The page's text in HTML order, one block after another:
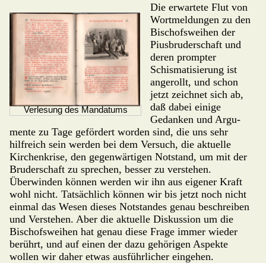
Verlesung des Mandatums
Die erwartete Flut von
Wortmeldungen zu den
Bischofsweihen der
Piusbruder­schaft und
deren prompter
Schismati­sierung ist
angerollt, und schon
jetzt zeichnet sich ab,
daß dabei einige
Gedanken und Argu­
mente zu Tage gefördert worden sind, die uns sehr
hilfreich sein werden bei dem Versuch, die aktuelle
Kirchenkrise, den gegenwärtigen Not­stand, um mit der
Bruderschaft zu sprechen, besser zu verstehen.
Überwinden können werden wir ihn aus eigener Kraft
wohl nicht. Tatsächlich können wir bis jetzt noch nicht
einmal das Wesen dieses Notstandes genau beschreiben
und Verstehen. Aber die aktuelle Diskussion um die
Bischofsweihen hat genau diese Frage immer wieder
berührt, und auf einen der dazu gehörigen Aspekte
wollen wir daher etwas ausführlicher eingehen.